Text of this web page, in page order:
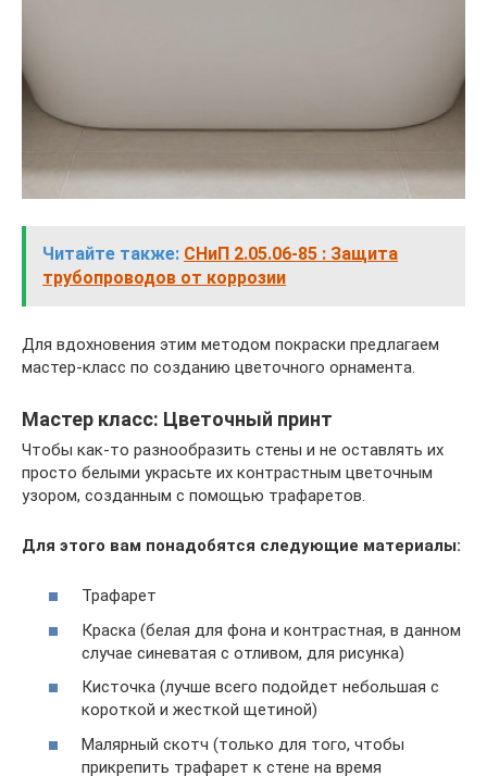
Читайте также: СНиП 2.05.06-85 : Защита
трубопроводов от коррозии
Для вдохновения этим методом покраски предлагаем
мастер-класс по созданию цветочного орнамента.
Мастер класс: Цветочный принт
Чтобы как-то разнообразить стены и не оставлять их
просто белыми украсьте их контрастным цветочным
узором, созданным с помощью трафаретов.
Для этого вам понадобятся следующие материалы:
Трафарет
Краска (белая для фона и контрастная, в данном
случае синеватая с отливом, для рисунка)
Кисточка (лучше всего подойдет небольшая с
короткой и жесткой щетиной)
Малярный скотч (только для того, чтобы
прикрепить трафарет к стене на время